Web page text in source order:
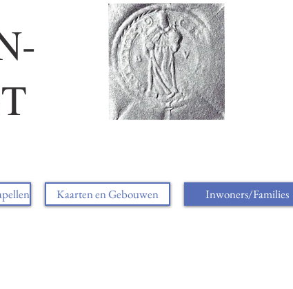
Kaarten en Gebouwen Inwoners/Families